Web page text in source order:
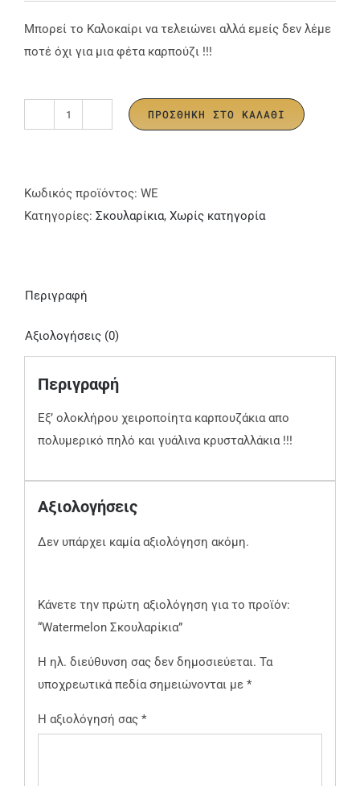
Μπορεί το Καλοκαίρι να τελειώνει αλλά εμείς δεν λέμε
ποτέ όχι για μια φέτα καρπούζι !!!
Watermelon
ΠΡΟΣΘΉΚΗ ΣΤΟ ΚΑΛΆΘΙ
Κωδικός προϊόντος: WE
Κατηγορίες: Σκουλαρίκια, Χωρίς κατηγορία
Περιγραφή
Αξιολογήσεις (0)
Περιγραφή
Εξ’ ολοκλήρου χειροποίητα καρπουζάκια απο
πολυμερικό πηλό και γυάλινα κρυσταλλάκια !!!
Αξιολογήσεις
Δεν υπάρχει καμία αξιολόγηση ακόμη.
Κάνετε την πρώτη αξιολόγηση για το προϊόν:
“Watermelon Σκουλαρίκια”
Η ηλ. διεύθυνση σας δεν δημοσιεύεται. Τα
υποχρεωτικά πεδία σημειώνονται με *
Η αξιολόγησή σας *